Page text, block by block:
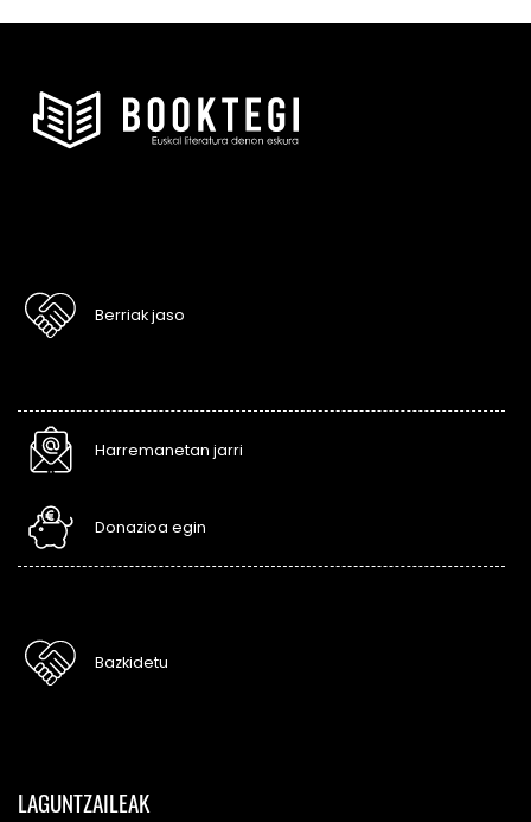
Berriak jaso
Harremanetan jarri
Donazioa egin
Bazkidetu
LAGUNTZAILEAK